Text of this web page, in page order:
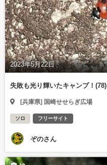
2023年5月22日
失敗も光り輝いたキャンプ！(78)
[兵庫県] 国崎せせらぎ広場
ソロ フリーサイト
ぞのさん